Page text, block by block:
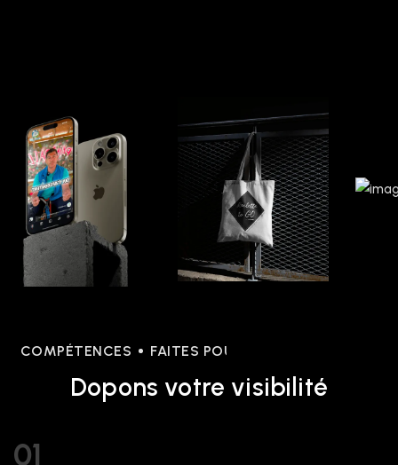
COMPÉTENCES FAITES POUR VOUS
Dopons votre visibilité
01